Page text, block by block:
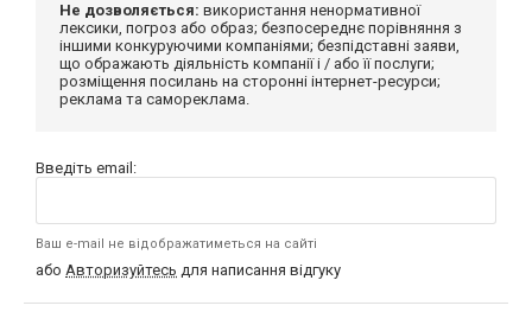
Не дозволяється: використання ненормативної
лексики, погроз або образ; безпосереднє порівняння з
іншими конкуруючими компаніями; безпідставні заяви,
що ображають діяльність компанії і / або її послуги;
розміщення посилань на сторонні інтернет-ресурси;
реклама та самореклама.
Введіть email:
Ваш e-mail не відображатиметься на сайті
або Авторизуйтесь для написання відгуку